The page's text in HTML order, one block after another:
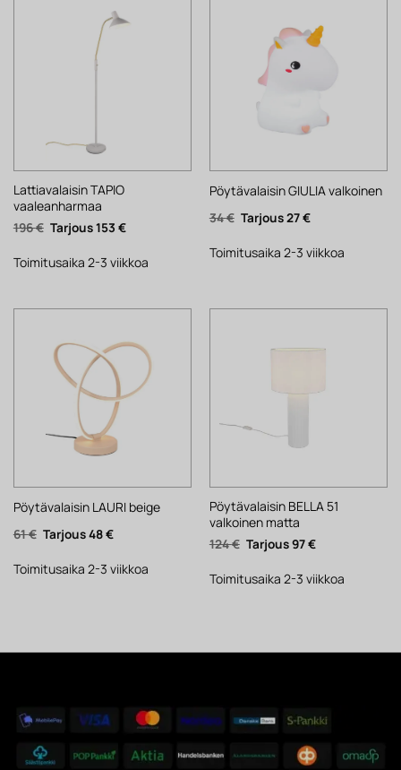
Lattiavalaisin TAPIO
vaaleanharmaa
196€ Alkuperäinen
hinta
196 €.
153 €Nykyinen
153 €.
Toimitusaika 2-3 viikkoa
Pöytävalaisin GIULIA valkoinen
34€ Alkuperäinen
hinta
34 €.
27€Nykyinen
27 €.
Toimitusaika 2-3 viikkoa
Pöytävalaisin LAURI beige
61€ Alkuperäinen
hinta
61 €.
48€Nykyinen
48 €.
Toimitusaika 2-3 viikkoa
Pöytävalaisin BELLA 51
valkoinen matta
124€ Alkuperäinen
hinta
124 €.
97€Nykyinen
97 €.
Toimitusaika 2-3 viikkoa